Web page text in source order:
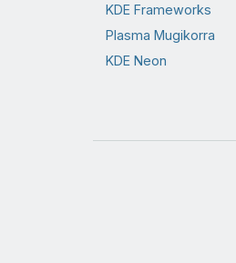
KDE Frameworks
Plasma Mugikorra
KDE Neon